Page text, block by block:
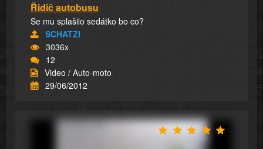
Řidič autobusu
Se mu splašilo sedátko bo co?
SCHATZI
3036x
12
Video / Auto-moto
29/06/2012